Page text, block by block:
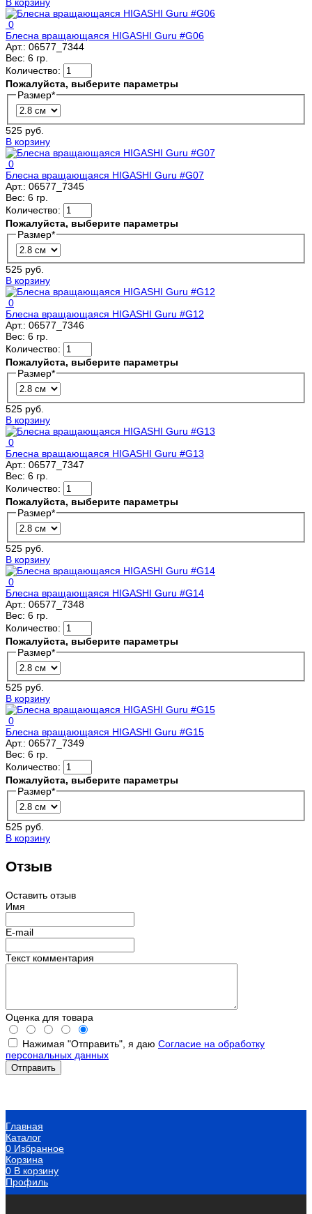
0
Блесна вращающаяся HIGASHI Guru #G06
Арт.: 06577_7344
Вес: 6 гр.
Количество:
Пожалуйста, выберите параметры
Размер*
525 руб.
В корзину
0
Блесна вращающаяся HIGASHI Guru #G07
Арт.: 06577_7345
Вес: 6 гр.
Количество:
Пожалуйста, выберите параметры
Размер*
525 руб.
В корзину
0
Блесна вращающаяся HIGASHI Guru #G12
Арт.: 06577_7346
Вес: 6 гр.
Количество:
Пожалуйста, выберите параметры
Размер*
525 руб.
В корзину
0
Блесна вращающаяся HIGASHI Guru #G13
Арт.: 06577_7347
Вес: 6 гр.
Количество:
Пожалуйста, выберите параметры
Размер*
525 руб.
В корзину
0
Блесна вращающаяся HIGASHI Guru #G14
Арт.: 06577_7348
Вес: 6 гр.
Количество:
Пожалуйста, выберите параметры
Размер*
525 руб.
В корзину
0
Блесна вращающаяся HIGASHI Guru #G15
Арт.: 06577_7349
Вес: 6 гр.
Количество:
Пожалуйста, выберите параметры
Размер*
525 руб.
В корзину
Отзыв
Оставить отзыв
Имя
E-mail
Текст комментария
Оценка для товара
Нажимая "Отправить", я даю Согласие на обработку
персональных данных
Главная
Каталог
0 Избранное
Корзина
0 В корзину
Профиль